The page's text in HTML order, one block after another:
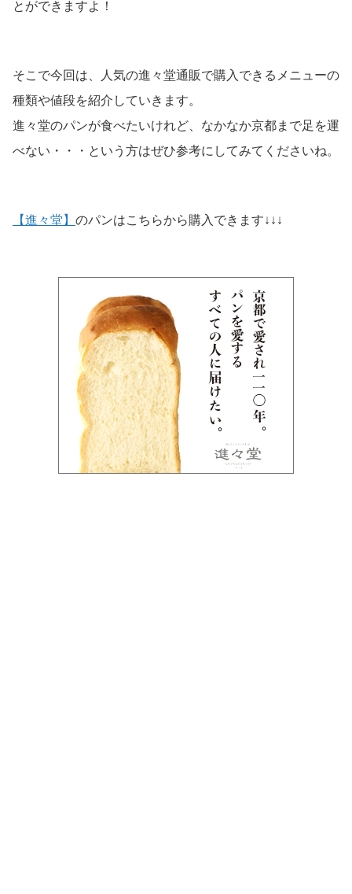
とができますよ！
そこで今回は、人気の進々堂通販で購入できるメニューの
種類や値段を紹介していきます。
進々堂のパンが食べたいけれど、なかなか京都まで足を運
べない・・・という方はぜひ参考にしてみてくださいね。
【進々堂】 のパンはこちらから購入できます↓↓↓